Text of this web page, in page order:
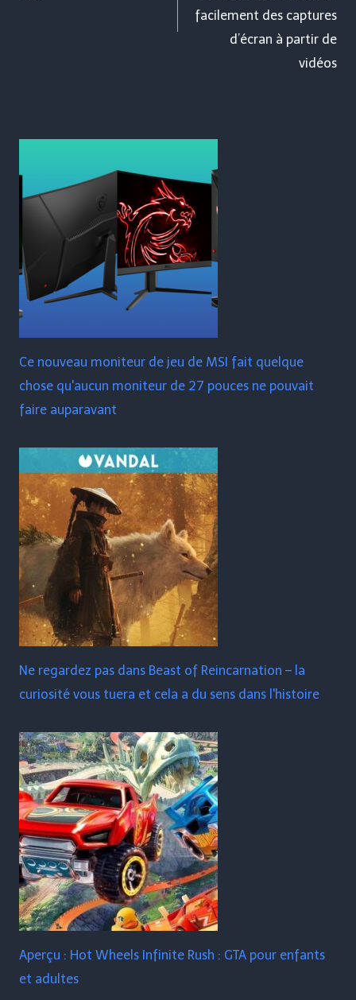
facilement des captures
d’écran à partir de
vidéos
Ce nouveau moniteur de jeu de MSI fait quelque
chose qu'aucun moniteur de 27 pouces ne pouvait
faire auparavant
Ne regardez pas dans Beast of Reincarnation – la
curiosité vous tuera et cela a du sens dans l'histoire
Aperçu : Hot Wheels Infinite Rush : GTA pour enfants
et adultes